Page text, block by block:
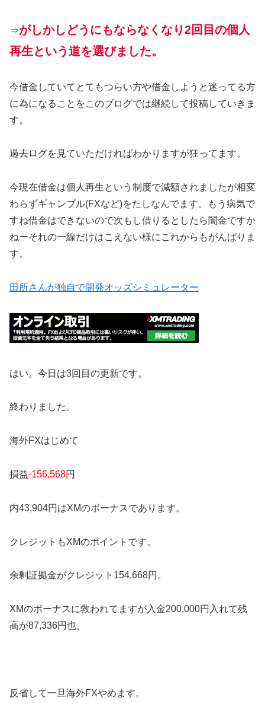
⇒がしかしどうにもならなくなり2回目の個人
再生という道を選びました。
今借金していてとてもつらい方や借金しようと迷ってる方
に為になることをこのブログでは継続して投稿していきま
す。
過去ログを見ていただければわかりますが狂ってます。
今現在借金は個人再生という制度で減額されましたが相変
わらずギャンブル(FXなど)をたしなんでます。もう病気で
すね借金はできないので次もし借りるとしたら闇金ですか
ねーそれの一線だけはこえない様にこれからもがんばりま
す。
田所さんが独自で開発オッズシミュレーター
はい。今日は3回目の更新です。
終わりました。
海外FXはじめて
損益-156,568円
内43,904円はXMのボーナスであります。
クレジットもXMのポイントです。
余剰証拠金がクレジット154,668円。
XMのボーナスに救われてますが入金200,000円入れて残
高が87,336円也。
反省して一旦海外FXやめます。